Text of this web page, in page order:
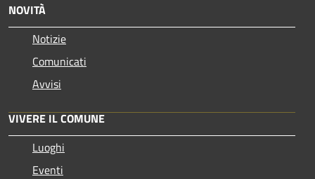
NOVITÀ
Notizie
Comunicati
Avvisi
VIVERE IL COMUNE
Luoghi
Eventi